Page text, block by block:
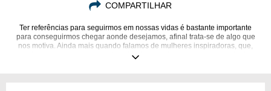
COMPARTILHAR
Ter referências para seguirmos em nossas vidas é bastante importante
para conseguirmos chegar aonde desejamos, afinal trata-se de algo que
nos motiva. Ainda mais quando falamos de mulheres inspiradoras, que,
muitas vezes, superaram adversidades e se tornaram um exemplo de